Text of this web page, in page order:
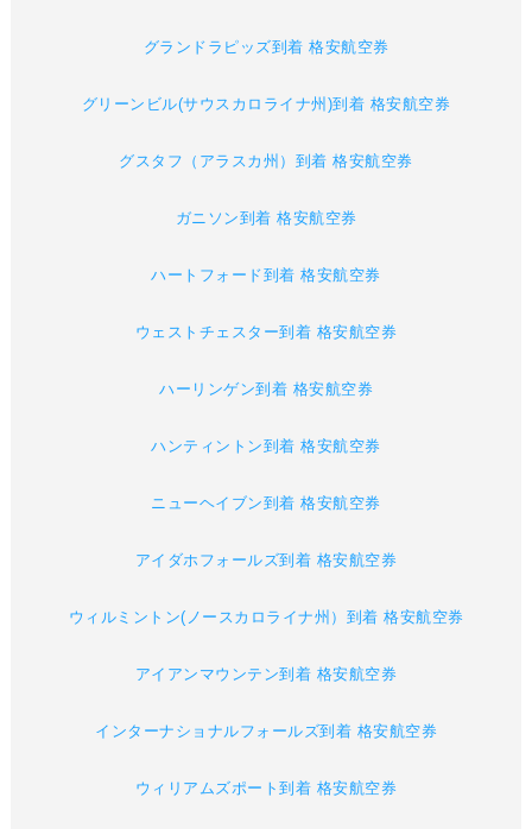
グランドラピッズ到着 格安航空券
グリーンビル(サウスカロライナ州)到着 格安航空券
グスタフ（アラスカ州）到着 格安航空券
ガニソン到着 格安航空券
ハートフォード到着 格安航空券
ウェストチェスター到着 格安航空券
ハーリンゲン到着 格安航空券
ハンティントン到着 格安航空券
ニューヘイブン到着 格安航空券
アイダホフォールズ到着 格安航空券
ウィルミントン(ノースカロライナ州）到着 格安航空券
アイアンマウンテン到着 格安航空券
インターナショナルフォールズ到着 格安航空券
ウィリアムズポート到着 格安航空券